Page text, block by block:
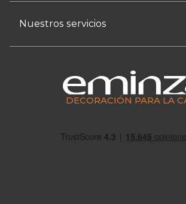
Nuestros servicios
DECORACIÓN PARA LA